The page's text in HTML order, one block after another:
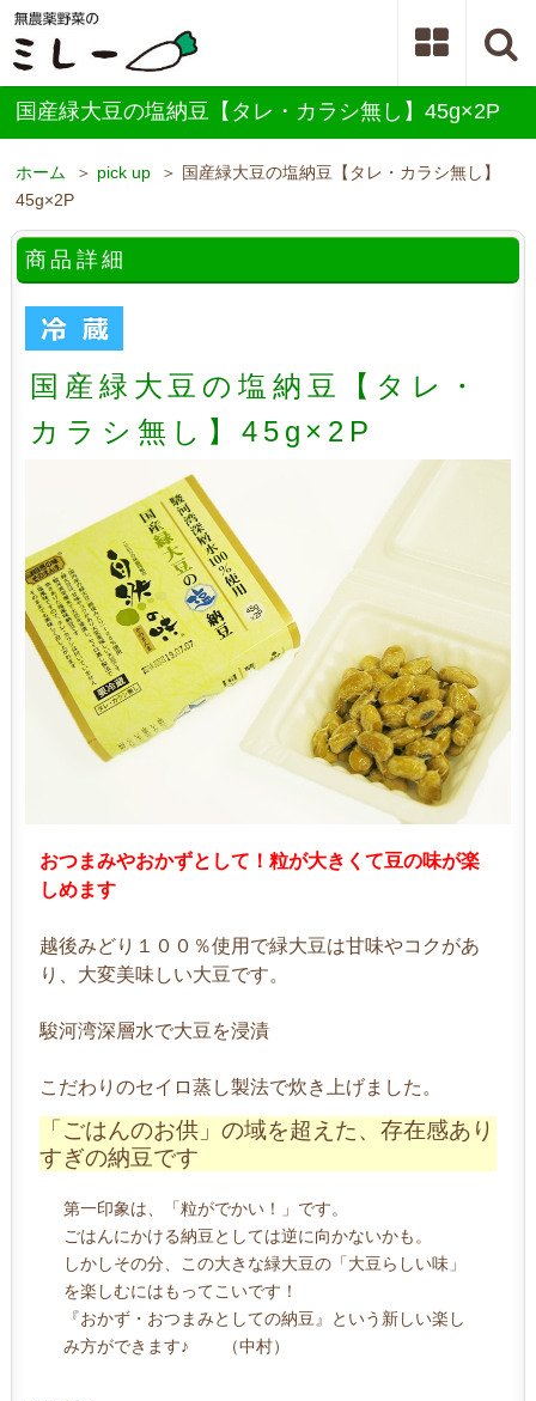
国産緑大豆の塩納豆【タレ・カラシ無し】45g×2P
ホーム ＞ pick up ＞ 国産緑大豆の塩納豆【タレ・カラシ無し】
45g×2P
商品詳細
国産緑大豆の塩納豆【タレ・
カラシ無し】45g×2P
おつまみやおかずとして！粒が大きくて豆の味が楽
しめます
越後みどり１００％使用で緑大豆は甘味やコクがあ
り、大変美味しい大豆です。
駿河湾深層水で大豆を浸漬
こだわりのセイロ蒸し製法で炊き上げました。
「ごはんのお供」の域を超えた、存在感あり
すぎの納豆です
第一印象は、「粒がでかい！」です。
ごはんにかける納豆としては逆に向かないかも。
しかしその分、この大きな緑大豆の「大豆らしい味」
を楽しむにはもってこいです！
『おかず・おつまみとしての納豆』という新しい楽し
み方ができます♪ （中村）